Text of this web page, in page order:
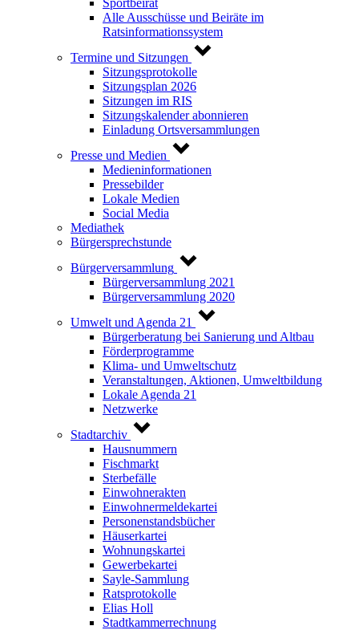
Sportbeirat
Alle Ausschüsse und Beiräte im
Ratsinformationssystem
Termine und Sitzungen
Sitzungsprotokolle
Sitzungsplan 2026
Sitzungen im RIS
Sitzungskalender abonnieren
Einladung Ortsversammlungen
Presse und Medien
Medieninformationen
Pressebilder
Lokale Medien
Social Media
Mediathek
Bürgersprechstunde
Bürgerversammlung
Bürgerversammlung 2021
Bürgerversammlung 2020
Umwelt und Agenda 21
Bürgerberatung bei Sanierung und Altbau
Förderprogramme
Klima- und Umweltschutz
Veranstaltungen, Aktionen, Umweltbildung
Lokale Agenda 21
Netzwerke
Stadtarchiv
Hausnummern
Fischmarkt
Sterbefälle
Einwohnerakten
Einwohnermeldekartei
Personenstandsbücher
Häuserkartei
Wohnungskartei
Gewerbekartei
Sayle-Sammlung
Ratsprotokolle
Elias Holl
Stadtkammerrechnung